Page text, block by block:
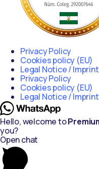
Privacy Policy
Cookies policy (EU)
Legal Notice / Imprint
Privacy Policy
Cookies policy (EU)
Legal Notice / Imprint
Hello, welcome to
you?
Open chat